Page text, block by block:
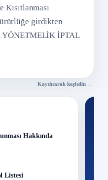
girdikten
İPTAL
Kaydırarak keşfedin →
Hakkında
Listesi